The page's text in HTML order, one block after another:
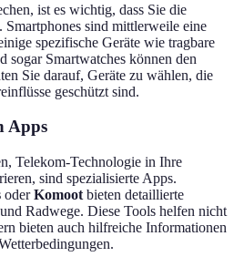
ist es wichtig, dass Sie die
Smartphones sind mittlerweile eine
spezifische Geräte wie tragbare
sogar Smartwatches können den
Sie darauf, Geräte zu wählen, die
geschützt sind.
Apps
Telekom-Technologie in Ihre
sind spezialisierte Apps.
oderKomoot bieten detaillierte
Radwege. Diese Tools helfen nicht
bieten auch hilfreiche Informationen